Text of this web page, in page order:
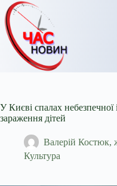
Перейти
до
вмісту
У Києві спалах небезпечної
зараження дітей
Валерій Костюк,
Культура